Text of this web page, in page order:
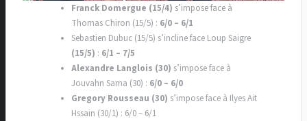
Franck Domergue (15/4) s’impose face à
Thomas Chiron (15/5) : 6/0 – 6/1
Sebastien Dubuc (15/5) s’incline face Loup Saigre
(15/5) : 6/1 – 7/5
Alexandre Langlois (30) s’impose face à
Jouvahn Sama (30) : 6/0 – 6/0
Gregory Rousseau (30) s’impose face à Ilyes Ait
Hssain (30/1) : 6/0 – 6/1